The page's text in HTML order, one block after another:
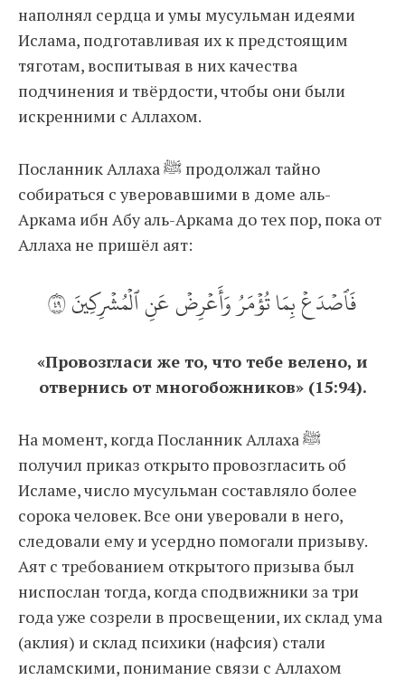
наполнял сердца и умы мусульман идеями
Ислама, подготавливая их к предстоящим
тяготам, воспитывая в них качества
подчинения и твёрдости, чтобы они были
искренними с Аллахом.
Посланник Аллаха ﷺ продолжал тайно
собираться с уверовавшими в доме аль-
Аркама ибн Абу аль-Аркама до тех пор, пока от
Аллаха не пришёл аят:
فَٱصۡدَعۡ بِمَا تُؤۡمَرُ وَأَعۡرِضۡ عَنِ ٱلۡمُشۡرِكِينَ ٩٤
«Провозгласи же то, что тебе велено, и
отвернись от многобожников» (15:94).
На момент, когда Посланник Аллаха ﷺ
получил приказ открыто провозгласить об
Исламе, число мусульман составляло более
сорока человек. Все они уверовали в него,
следовали ему и усердно помогали призыву.
Аят с требованием открытого призыва был
ниспослан тогда, когда сподвижники за три
года уже созрели в просвещении, их склад ума
(аклия) и склад психики (нафсия) стали
исламскими, понимание связи с Аллахом